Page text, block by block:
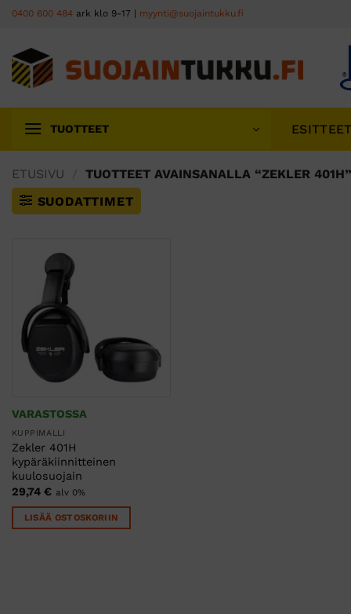
Skip
content
0400 600 484 ark klo 9-17 | myynti@suojaintukku.fi
TUOTTEET ESITTEET
ETUSIVU
TUOTTEET AVAINSANALLA “ZEKLER 401H”
SUODATTIMET
VARASTOSSA
KUPPIMALLI
Zekler 401H
kypäräkiinnitteinen
kuulosuojain
29,74 € alv 0%
LISÄÄ OSTOSKORIIN